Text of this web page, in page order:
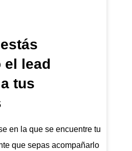
el lead
tus
en la que se encuentre tu
que sepas acompañarlo